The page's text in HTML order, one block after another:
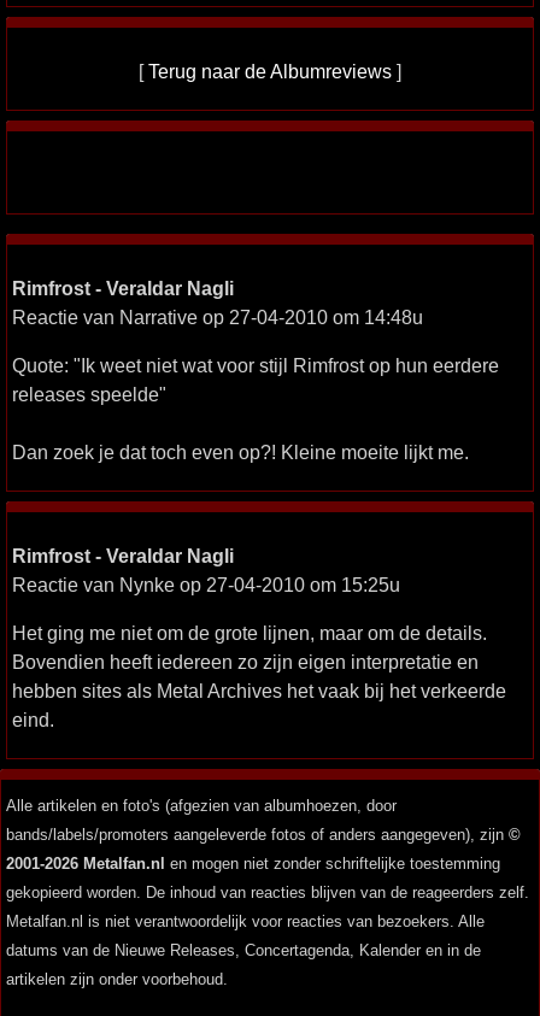
[Terug naar de Albumreviews ]
Rimfrost - Veraldar Nagli
Reactie van Narrative op 27-04-2010 om 14:48u
Quote: "Ik weet niet wat voor stijl Rimfrost op hun eerdere
releases speelde"
Dan zoek je dat toch even op?! Kleine moeite lijkt me.
Rimfrost - Veraldar Nagli
Reactie van Nynke op 27-04-2010 om 15:25u
Het ging me niet om de grote lijnen, maar om de details.
Bovendien heeft iedereen zo zijn eigen interpretatie en
hebben sites als Metal Archives het vaak bij het verkeerde
eind.
Alle artikelen en foto's (afgezien van albumhoezen, door
bands/labels/promoters aangeleverde fotos of anders aangegeven), zijn ©
2001-2026 Metalfan.nl en mogen niet zonder schriftelijke toestemming
gekopieerd worden. De inhoud van reacties blijven van de reageerders zelf.
Metalfan.nl is niet verantwoordelijk voor reacties van bezoekers. Alle
datums van de Nieuwe Releases, Concertagenda, Kalender en in de
artikelen zijn onder voorbehoud.